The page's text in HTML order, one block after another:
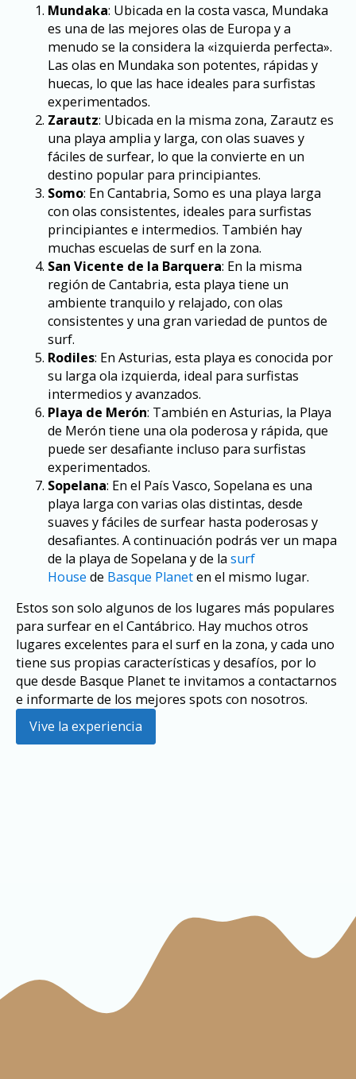
Mundaka: Ubicada en la costa vasca, Mundaka
es una de las mejores olas de Europa y a
menudo se la considera la «izquierda perfecta».
Las olas en Mundaka son potentes, rápidas y
huecas, lo que las hace ideales para surfistas
experimentados.
Zarautz: Ubicada en la misma zona, Zarautz es
una playa amplia y larga, con olas suaves y
fáciles de surfear, lo que la convierte en un
destino popular para principiantes.
Somo: En Cantabria, Somo es una playa larga
con olas consistentes, ideales para surfistas
principiantes e intermedios. También hay
muchas escuelas de surf en la zona.
San Vicente de la Barquera: En la misma
región de Cantabria, esta playa tiene un
ambiente tranquilo y relajado, con olas
consistentes y una gran variedad de puntos de
surf.
Rodiles: En Asturias, esta playa es conocida por
su larga ola izquierda, ideal para surfistas
intermedios y avanzados.
Playa de Merón: También en Asturias, la Playa
de Merón tiene una ola poderosa y rápida, que
puede ser desafiante incluso para surfistas
experimentados.
Sopelana: En el País Vasco, Sopelana es una
playa larga con varias olas distintas, desde
suaves y fáciles de surfear hasta poderosas y
desafiantes. A continuación podrás ver un mapa
de la playa de Sopelana y de la surf
House de Basque Planeten el mismo lugar.
Estos son solo algunos de los lugares más populares
para surfear en el Cantábrico. Hay muchos otros
lugares excelentes para el surf en la zona, y cada uno
tiene sus propias características y desafíos, por lo
que desde Basque Planet te invitamos a contactarnos
e informarte de los mejores spots con nosotros.
Vive la experiencia